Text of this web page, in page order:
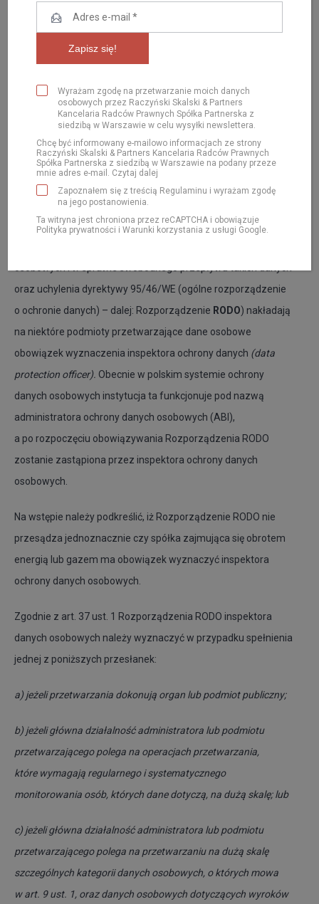
Przepisy Rozporządzenia Parlamentu Europejskiego i Rady
(UE) 2016/679 z dnia 27 kwietnia 2016 r. w sprawie ochrony
oraz uchylenia dyrektywy 95/46/WE (ogólne rozporządzenie
o ochronie danych) – dalej: Rozporządzenie RODO) nakładają
na niektóre podmioty przetwarzające dane osobowe
obowiązek wyznaczenia inspektora ochrony danych (data
protection officer). Obecnie w polskim systemie ochrony
danych osobowych instytucja ta funkcjonuje pod nazwą
administratora ochrony danych osobowych (ABI),
a po rozpoczęciu obowiązywania Rozporządzenia RODO
zostanie zastąpiona przez inspektora ochrony danych
osobowych.
Na wstępie należy podkreślić, iż Rozporządzenie RODO nie
przesądza jednoznacznie czy spółka zajmująca się obrotem
energią lub gazem ma obowiązek wyznaczyć inspektora
ochrony danych osobowych.
Zgodnie z art. 37 ust. 1 Rozporządzenia RODO inspektora
danych osobowych należy wyznaczyć w przypadku spełnienia
jednej z poniższych przesłanek:
a) jeżeli przetwarzania dokonują organ lub podmiot publiczny;
b) jeżeli główna działalność administratora lub podmiotu
przetwarzającego polega na operacjach przetwarzania,
które wymagają regularnego i systematycznego
monitorowania osób, których dane dotyczą, na dużą skalę; lub
c) jeżeli główna działalność administratora lub podmiotu
przetwarzającego polega na przetwarzaniu na dużą skalę
szczególnych kategorii danych osobowych, o których mowa
w art. 9 ust. 1, oraz danych osobowych dotyczących wyroków
Wyrażam zgodę na przetwarzanie moich danych
osobowych przez Raczyński Skalski & Partners
Kancelaria Radców Prawnych Spółka Partnerska z
siedzibą w Warszawie w celu wysyłki newslettera.
Chcę być informowany e-mailowo informacjach ze strony
Raczyński Skalski & Partners Kancelaria Radców Prawnych
Spółka Partnerska z siedzibą w Warszawie na podany przeze
mnie adres e-mail. Czytaj dalej
Zapoznałem się z treścią Regulaminu i wyrażam zgodę
na jego postanowienia.
Ta witryna jest chroniona przez reCAPTCHA i obowiązuje
Polityka prywatności iWarunki korzystania z usługi Google.